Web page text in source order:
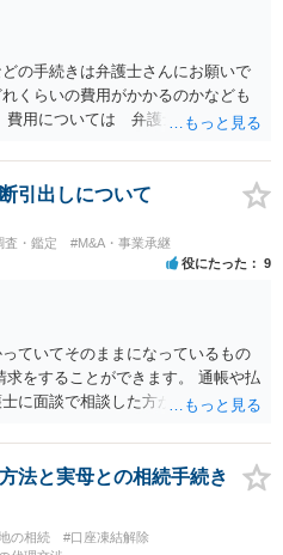
の手続きは弁護士さんにお願いで
くらいの費用がかかるのかなども
費用については 弁護士と直接面談
とまでごちゃごちゃ考えず、自分
・・・お子さんの事をまで含め良
当然と言えば当然のことです。 彼
が、名字は変えたくない・・・養
ことになります。 しかし 彼は成人
連れ子、全て平等にしたいと希
います。 ・・・婚姻前の契約 あ
実現する方法はあります。 弁護
引出しについて
査・鑑定 #M&A・事業承継
役にたった 9
ていてそのままになっているもの
をすることができます。 通帳や払
に面談で相談した方がよいと思い
法と実母との相続手続き
の相続
#口座凍結解除